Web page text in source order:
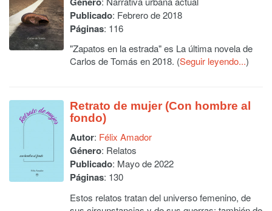
Publicado: Febrero de 2018
Páginas: 116
"Zapatos en la estrada" es La última novela de
Carlos de Tomás en 2018. (Seguir leyendo...)
Retrato de mujer (Con hombre al
fondo)
Autor: Félix Amador
Género: Relatos
Publicado: Mayo de 2022
Páginas: 130
Estos relatos tratan del universo femenino, de